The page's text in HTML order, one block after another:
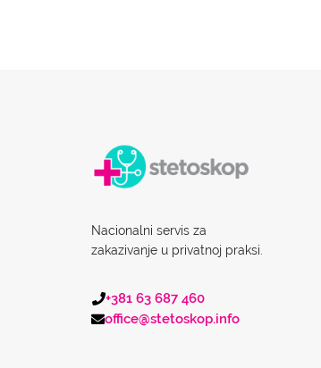
Nacionalni servis za
zakazivanje u privatnoj praksi.
+381 63 687 460
office@stetoskop.info